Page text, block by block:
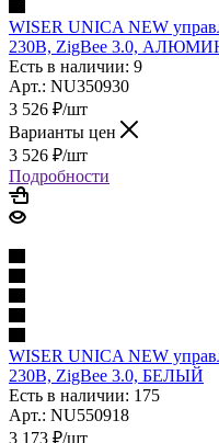
WISER UNICA NEW
230В, ZigBee 3.0,
Есть в наличии: 9
Арт.: NU350930
3 526 ₽/шт
Варианты цен
3 526 ₽/шт
Подробности
WISER UNICA NEW
230В, ZigBee 3.0, БЕЛЫЙ
Есть в наличии: 175
Арт.: NU550918
3 173 ₽/шт